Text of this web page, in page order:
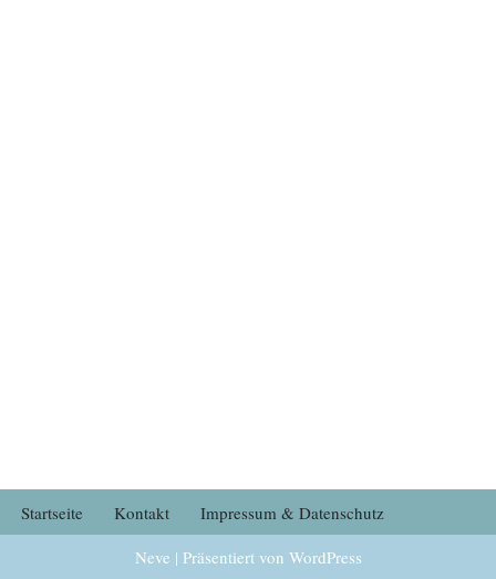
Startseite Kontakt
Impressum & Datenschutz
Neve | Präsentiert von WordPress